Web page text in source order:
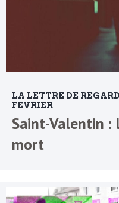
LA LETTRE DE
FEVRIER
Saint-Valentin :
mort